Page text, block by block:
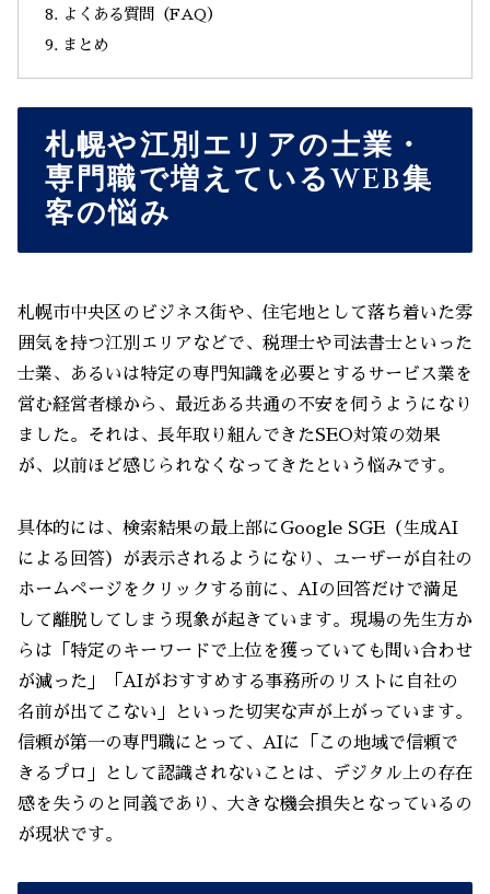
よくある質問（FAQ）
まとめ
札幌や江別エリアの士業・
専門職で増えているWEB集
客の悩み
札幌市中央区のビジネス街や、住宅地として落ち着いた雰
囲気を持つ江別エリアなどで、税理士や司法書士といった
士業、あるいは特定の専門知識を必要とするサービス業を
営む経営者様から、最近ある共通の不安を伺うようになり
ました。それは、長年取り組んできたSEO対策の効果
が、以前ほど感じられなくなってきたという悩みです。
具体的には、検索結果の最上部にGoogle SGE（生成AI
による回答）が表示されるようになり、ユーザーが自社の
ホームページをクリックする前に、AIの回答だけで満足
して離脱してしまう現象が起きています。現場の先生方か
らは「特定のキーワードで上位を獲っていても問い合わせ
が減った」「AIがおすすめする事務所のリストに自社の
名前が出てこない」といった切実な声が上がっています。
信頼が第一の専門職にとって、AIに「この地域で信頼で
きるプロ」として認識されないことは、デジタル上の存在
感を失うのと同義であり、大きな機会損失となっているの
が現状です。